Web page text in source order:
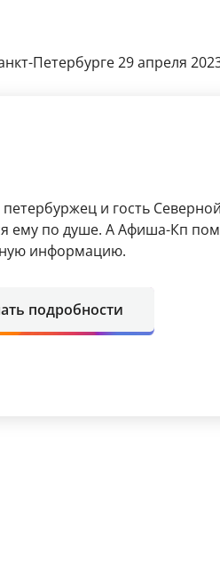
Петербурге 29 апреля
и гость
ему по душе. А Афиша-Кп
информацию.
подробности